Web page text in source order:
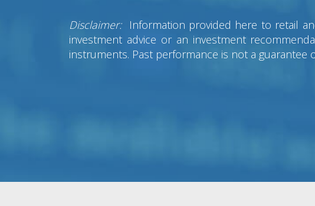
Disclaimer: Information provided here to retail
investment advice or an investment
instruments. Past performance is not a